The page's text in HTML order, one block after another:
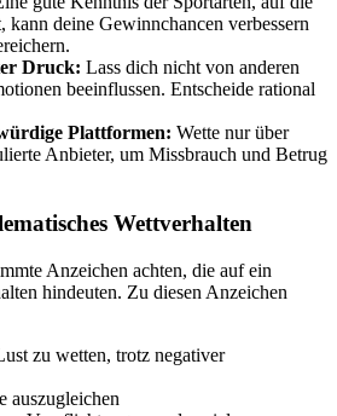
kann deine Gewinnchancen verbessern
Druck: Lass dich nicht von anderen
beeinflussen. Entscheide rational
Plattformen: Wette nur über
Anbieter, um Missbrauch und Betrug
Wettverhalten
Anzeichen achten, die auf ein
hindeuten. Zu diesen Anzeichen
zu wetten, trotz negativer
auszugleichen